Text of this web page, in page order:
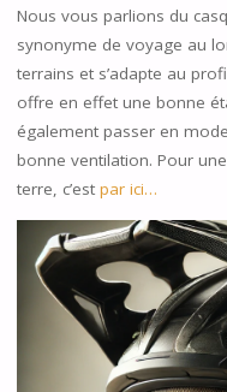
Nous vous parlions du
synonyme de voyage au
terrains et s’adapte au
offre en effet une bonne
également passer en
bonne ventilation. Pour
terre, c’est par ici…